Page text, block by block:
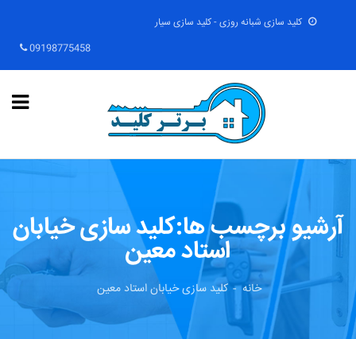
کلید سازی شبانه روزی - کلید سازی سیار
09198775458
آرشیو برچسب ها:کلید سازی خیابان
استاد معین
خانه کلید سازی خیابان استاد معین